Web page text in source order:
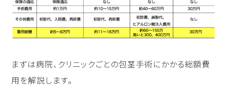
まずは病院、クリニックごとの包茎手術にかかる総額費
用を解説します。